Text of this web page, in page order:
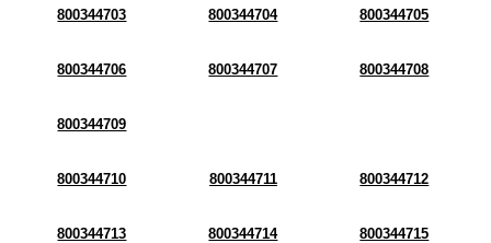
800344703 800344704 800344705
800344706 800344707 800344708
800344709
800344710 800344711 800344712
800344713 800344714 800344715